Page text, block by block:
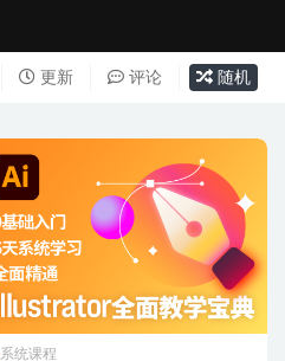
更新 评论 随机
系统课程